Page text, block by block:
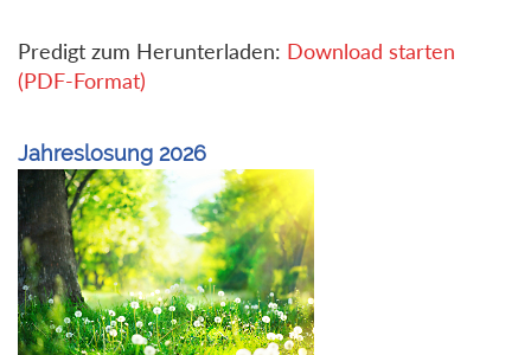
Predigt zum Herunterladen: Download starten
(PDF-Format)
Jahreslosung 2026